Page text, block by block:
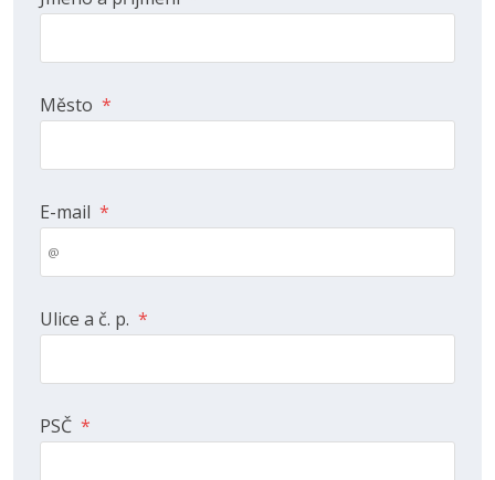
Město *
E-mail *
Ulice a č. p. *
PSČ *